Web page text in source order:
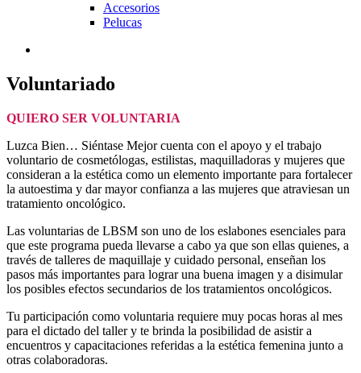
Accesorios
Pelucas
Voluntariado
QUIERO SER VOLUNTARIA
Luzca Bien… Siéntase Mejor cuenta con el apoyo y el trabajo
voluntario de cosmetólogas, estilistas, maquilladoras y mujeres que
consideran a la estética como un elemento importante para fortalecer
la autoestima y dar mayor confianza a las mujeres que atraviesan un
tratamiento oncológico.
Las voluntarias de LBSM son uno de los eslabones esenciales para
que este programa pueda llevarse a cabo ya que son ellas quienes, a
través de talleres de maquillaje y cuidado personal, enseñan los
pasos más importantes para lograr una buena imagen y a disimular
los posibles efectos secundarios de los tratamientos oncológicos.
Tu participación como voluntaria requiere muy pocas horas al mes
para el dictado del taller y te brinda la posibilidad de asistir a
encuentros y capacitaciones referidas a la estética femenina junto a
otras colaboradoras.